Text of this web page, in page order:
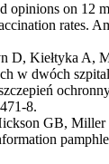
opinions on 12
rates.
D, Kiełtyka A,
w dwóch
8.
GB, Miller